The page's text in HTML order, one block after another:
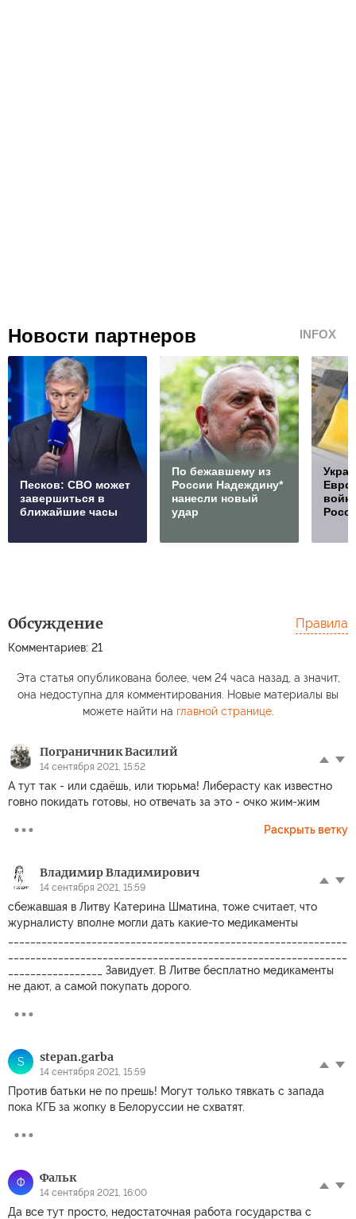
Новости партнеров INFOX
Песков: СВО может
завершиться в
ближайшие часы
По бежавшему из
России Надеждину*
нанесли новый
удар
Обсуждение
Комментариев: 21
Правила
Эта статья опубликована более, чем 24 часа назад, а значит,
она недоступна для комментирования. Новые материалы вы
можете найти на главной странице.
Пограничник Василий
14 сентября 2021, 15:52
А тут так - или сдаёшь, или тюрьма! Либерасту как известно
говно покидать готовы, но отвечать за это - очко жим-жим
Раскрыть ветку
Владимир Владимирович
14 сентября 2021, 15:59
сбежавшая в Литву Катерина Шматина, тоже считает, что
журналисту вполне могли дать какие-то медикаменты
_________________ Завидует. В Литве бесплатно медикаменты
не дают, а самой покупать дорого.
S stepan.garba
14 сентября 2021, 15:59
Против батьки не по прешь! Могут только тявкать с запада
пока КГБ за жопку в Белоруссии не схватят.
Ф Фальк
14 сентября 2021, 16:00
Да все тут просто, недостаточная работа государства с